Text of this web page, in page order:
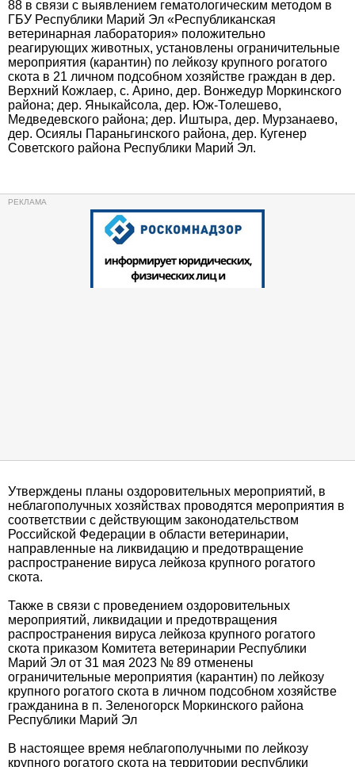
88 в связи с выявлением гематологическим методом в
ГБУ Республики Марий Эл «Республиканская
ветеринарная лаборатория» положительно
реагирующих животных, установлены ограничительные
мероприятия (карантин) по лейкозу крупного рогатого
скота в 21 личном подсобном хозяйстве граждан в дер.
Верхний Кожлаер, с. Арино, дер. Вонжедур Моркинского
района; дер. Яныкайсола, дер. Юж-Толешево,
Медведевского района; дер. Иштыра, дер. Мурзанаево,
дер. Осиялы Параньгинского района, дер. Кугенер
Советского района Республики Марий Эл.
Утверждены планы оздоровительных мероприятий, в
неблагополучных хозяйствах проводятся мероприятия в
соответствии с действующим законодательством
Российской Федерации в области ветеринарии,
направленные на ликвидацию и предотвращение
распространение вируса лейкоза крупного рогатого
скота.
Также в связи с проведением оздоровительных
мероприятий, ликвидации и предотвращения
распространения вируса лейкоза крупного рогатого
скота приказом Комитета ветеринарии Республики
Марий Эл от 31 мая 2023 № 89 отменены
ограничительные мероприятия (карантин) по лейкозу
крупного рогатого скота в личном подсобном хозяйстве
гражданина в п. Зеленогорск Моркинского района
Республики Марий Эл
В настоящее время неблагополучными по лейкозу
крупного рогатого скота на территории республики